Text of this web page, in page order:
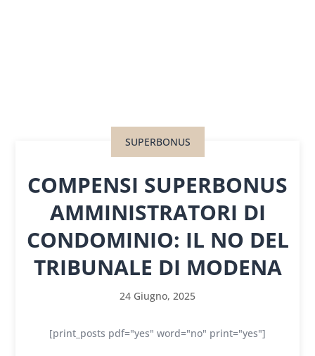
SUPERBONUS
COMPENSI SUPERBONUS
AMMINISTRATORI DI
CONDOMINIO: IL NO DEL
TRIBUNALE DI MODENA
24 Giugno, 2025
[print_posts pdf="yes" word="no" print="yes"]